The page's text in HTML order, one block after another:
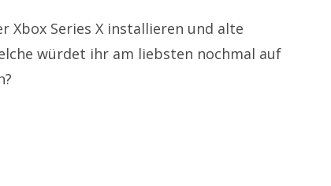
Xbox Series X installieren und alte
würdet ihr am liebsten nochmal auf